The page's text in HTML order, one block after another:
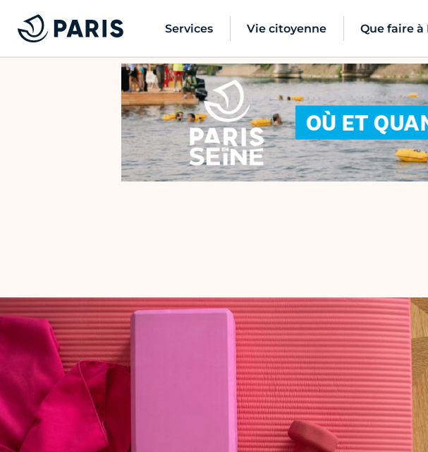
Services Vie citoyenne Que faire à